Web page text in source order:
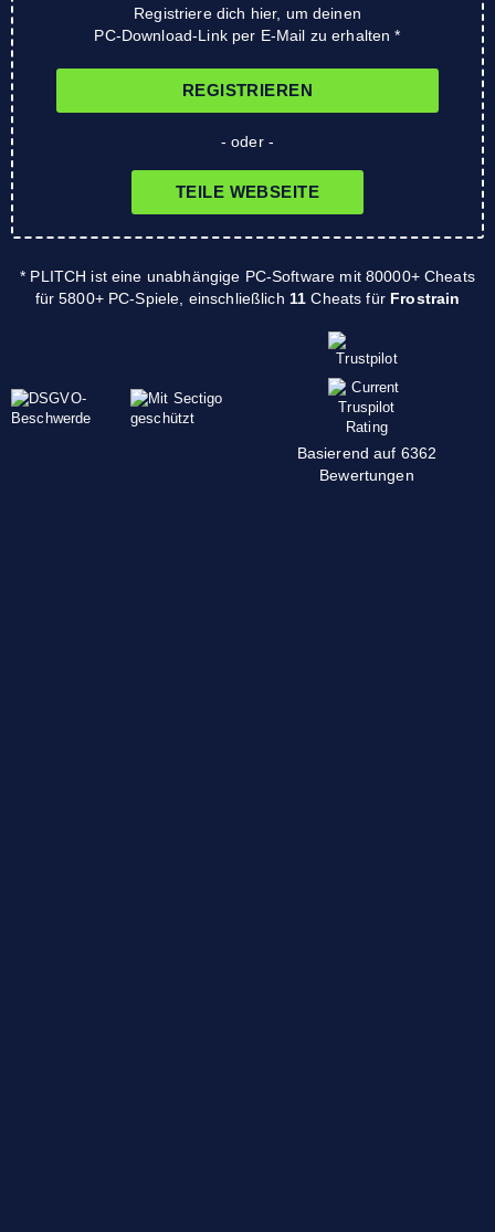
Registriere dich hier, um deinen
PC-Download-Link per E-Mail zu erhalten *
REGISTRIEREN
- oder -
TEILE WEBSEITE
* PLITCH ist eine unabhängige PC-Software mit 80000+ Cheats
für 5800+ PC-Spiele, einschließlich 11 Cheats für Frostrain
Basierend auf 6362
Bewertungen